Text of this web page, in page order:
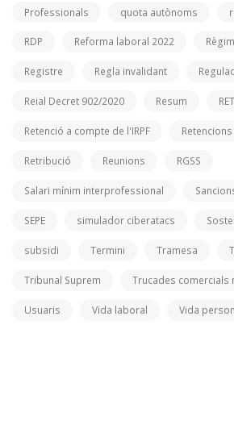
Professionals quota autònoms
RDP Reforma laboral 2022
Registre Regla invalidant
Reial Decret 902/2020 Resum
Retenció a compte de l'IRPF Retencions
Retribució Reunions RGSS
Salari mínim interprofessional
SEPE simulador ciberatacs
subsidi Termini Tramesa
Tribunal Suprem Trucades comercials
Usuaris Vida laboral Vida